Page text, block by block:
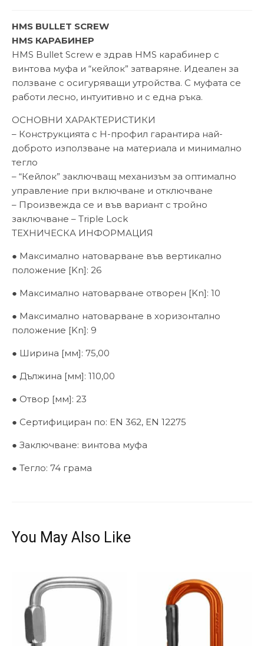
HMS BULLET SCREW
HMS КАРАБИНЕР
HMS Bullet Screw е здрав HMS карабинер с
винтова муфа и “кейлок” затваряне. Идеален за
ползване с осигуряващи утройства. С муфата се
работи лесно, интуитивно и с една ръка.
ОСНОВНИ ХАРАКТЕРИСТИКИ
– Конструкцията с H-профил гарантира най-
доброто използване на материала и минимално
тегло
– “Кейлок” заключващ механизъм за оптимално
управление при включване и отключване
– Произвежда се и във вариант с тройно
заключване – Triple Lock
ТЕХНИЧЕСКА ИНФОРМАЦИЯ
● Максимално натоварване във вертикално
положение [Kn]: 26
● Максимално натоварване отворен [Kn]: 10
● Максимално натоварване в хоризонтално
положение [Kn]: 9
● Ширина [мм]: 75,00
● Дължина [мм]: 110,00
● Отвор [мм]: 23
● Сертифициран по: EN 362, EN 12275
● Заключване: винтова муфа
● Тегло: 74 грама
You May Also Like